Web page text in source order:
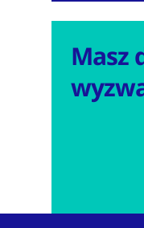
Masz